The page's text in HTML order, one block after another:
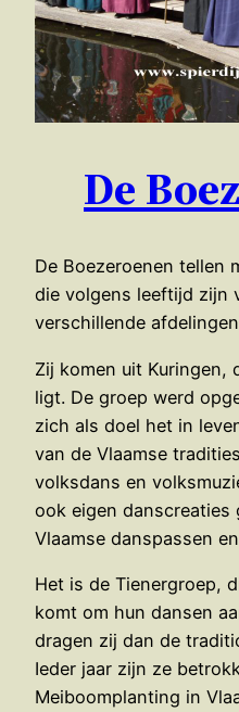
De
De Boezeroenen tellen
die volgens leeftijd zijn
verschillende afdelingen
Zij komen uit Kuringen,
ligt. De groep werd
zich als doel het in
van de Vlaamse
volksdans en
ook eigen danscreaties
Vlaamse danspassen
Het is de Tienergroep,
komt om hun dansen
dragen zij dan de
Ieder jaar zijn ze
Meiboomplanting in